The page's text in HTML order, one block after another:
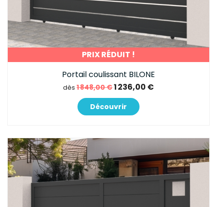
PRIX RÉDUIT !
Portail coulissant BILONE
dès 1 848,00 €1 236,00 €
Découvrir